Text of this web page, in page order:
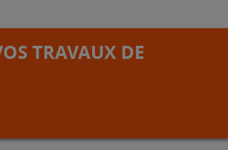
TRAVAUX DE